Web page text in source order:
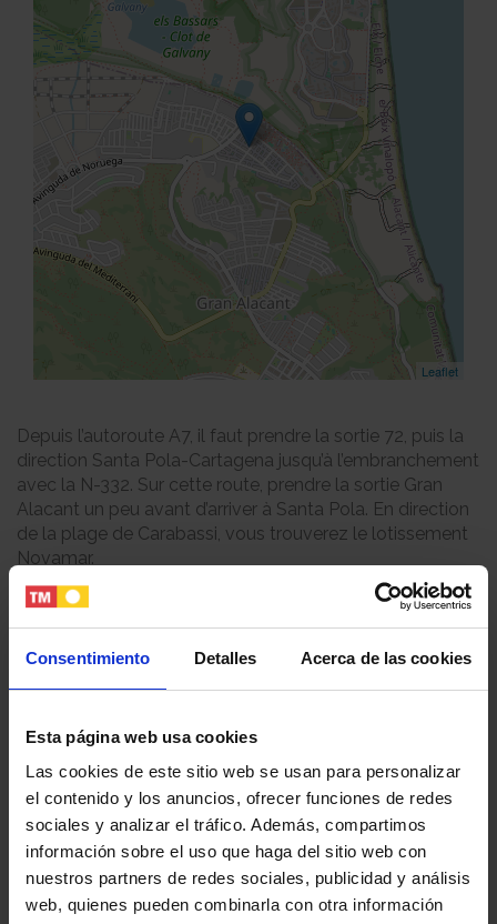
Consentimiento Detalles Acerca de las cookies
Esta página web usa cookies
Las cookies de este sitio web se usan para personalizar
el contenido y los anuncios, ofrecer funciones de redes
sociales y analizar el tráfico. Además, compartimos
información sobre el uso que haga del sitio web con
nuestros partners de redes sociales, publicidad y análisis
web, quienes pueden combinarla con otra información
Leaflet
Depuis l’autoroute A7, il faut prendre la sortie 72, puis la
direction Santa Pola-Cartagena jusqu’à l’embranchement
avec la N-332. Sur cette route, prendre la sortie Gran
Alacant un peu avant d’arriver à Santa Pola. En direction
de la plage de Carabassi, vous trouverez le lotissement
Novamar.
Vues depuis le logement